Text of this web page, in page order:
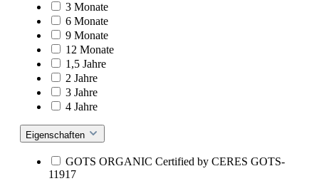
3 Monate
6 Monate
9 Monate
12 Monate
1,5 Jahre
2 Jahre
3 Jahre
4 Jahre
Eigenschaften
GOTS ORGANIC Certified by CERES GOTS-
11917